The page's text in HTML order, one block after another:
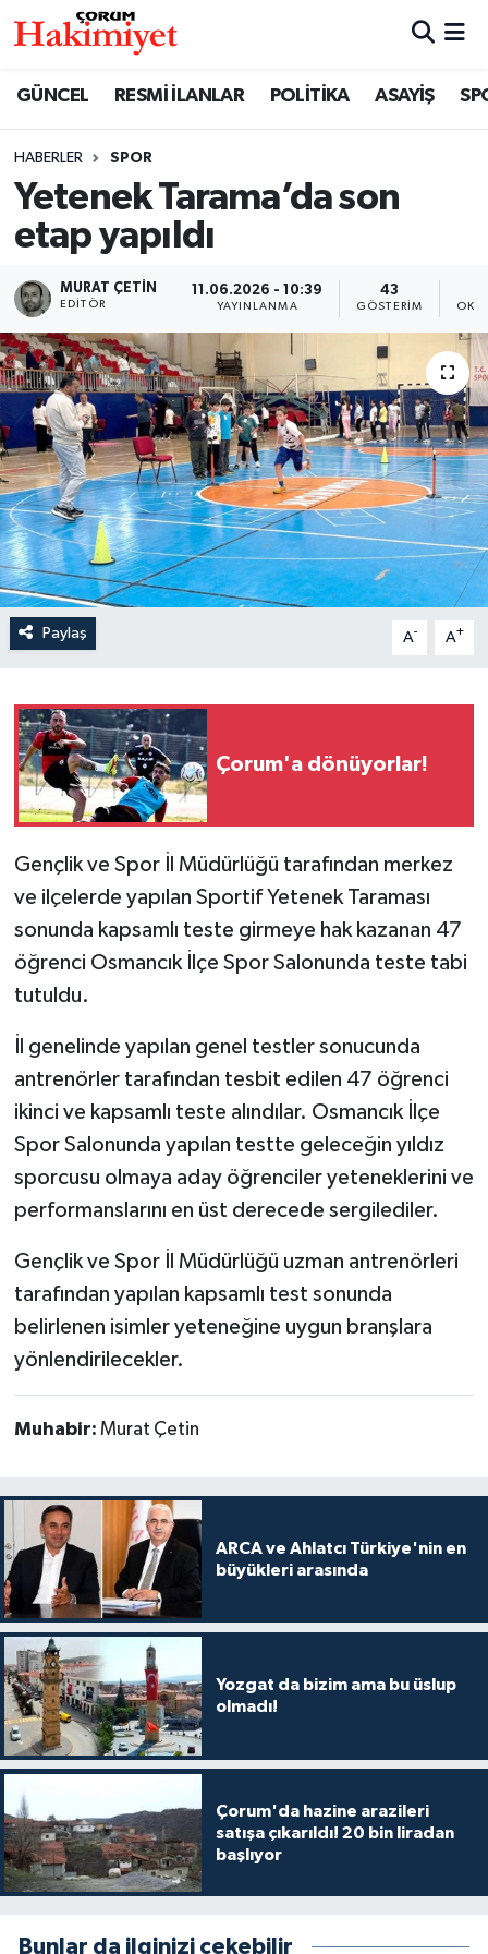
GÜNCEL RESMİ İLANLAR POLİTİKA ASAYİŞ
HABERLER SPOR
Yetenek Tarama’da son
etap yapıldı
MURAT ÇETIN
EDITÖR
11.06.2026 - 10:39
YAYINLANMA
43
GÖSTERIM
Paylaş A- A+
Çorum'a dönüyorlar!
Gençlik ve Spor İl Müdürlüğü tarafından merkez
ve ilçelerde yapılan Sportif Yetenek Taraması
sonunda kapsamlı teste girmeye hak kazanan 47
öğrenci Osmancık İlçe Spor Salonunda teste tabi
tutuldu.
İl genelinde yapılan genel testler sonucunda
antrenörler tarafından tesbit edilen 47 öğrenci
ikinci ve kapsamlı teste alındılar. Osmancık İlçe
Spor Salonunda yapılan testte geleceğin yıldız
sporcusu olmaya aday öğrenciler yeteneklerini ve
performanslarını en üst derecede sergilediler.
Gençlik ve Spor İl Müdürlüğü uzman antrenörleri
tarafından yapılan kapsamlı test sonunda
belirlenen isimler yeteneğine uygun branşlara
yönlendirilecekler.
Muhabir: Murat Çetin
ARCA ve Ahlatcı Türkiye'nin en
büyükleri arasında
Yozgat da bizim ama bu üslup
olmadı!
Çorum'da hazine arazileri
satışa çıkarıldı! 20 bin liradan
başlıyor
Bunlar da ilginizi çekebilir
SAĞLIK
ASAYİŞ
EKONOMİ
GÜNCEL
AKTÜEL
EĞİTİM
İLÇELER
OTOPARK
TEKNOLOJİ
Nöbetçi Eczaneler
Çorum Namaz Vakitleri
Trafik Durumu
Süper Lig Puan Durumu ve Fikstür
Tüm Manşetler
Son Dakika Haberleri
Haber Arşivi